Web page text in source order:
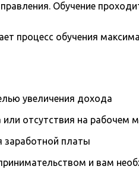
Обучение
процесс обучения
увеличения дохода
отсутствия на рабочем
заработной платы
и вам